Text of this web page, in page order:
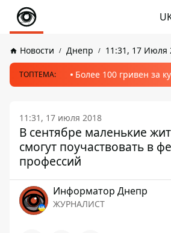
Новости Днепр 11:31, 17 Июля
ТОПТЕМА: Более 100 гривен за
11:31, 17 июля 2018
В сентябре маленькие
смогут поучаствовать в
профессий
Информатор Днепр
ЖУРНАЛИСТ